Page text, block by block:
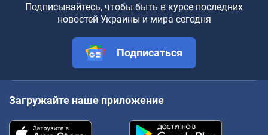
Подписывайтесь, чтобы быть в курсе последних
новостей Украины и мира сегодня
Подписаться
Загружайте наше приложение